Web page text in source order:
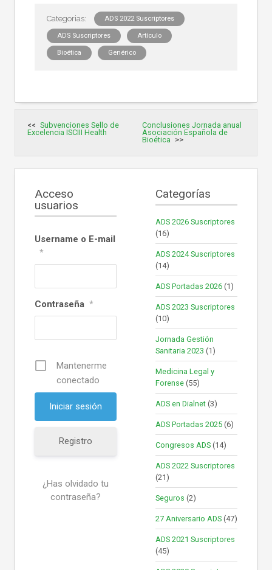
ADS 2022 Suscriptores
ADS Suscriptores Artículo
Bioética Genérico
de
entradas
Subvenciones Sello de
Excelencia ISCIII Health
Conclusiones Jornada anual
Asociación Española de
Bioética
Acceso
usuarios
Username o E-mail
*
Contraseña *
Mantenerme
conectado
Registro
¿Has olvidado tu
contraseña?
Categorías
ADS 2026 Suscriptores
(16)
ADS 2024 Suscriptores
(14)
ADS Portadas 2026 (1)
ADS 2023 Suscriptores
(10)
Jornada Gestión
Sanitaria 2023 (1)
Medicina Legal y
Forense (55)
ADS en Dialnet (3)
ADS Portadas 2025 (6)
Congresos ADS (14)
ADS 2022 Suscriptores
(21)
Seguros (2)
27 Aniversario ADS (47)
ADS 2021 Suscriptores
(45)